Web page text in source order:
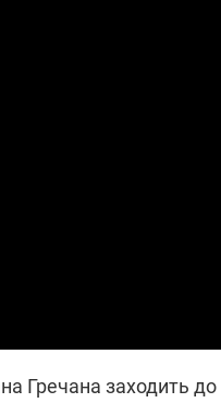
Гречана заходить до